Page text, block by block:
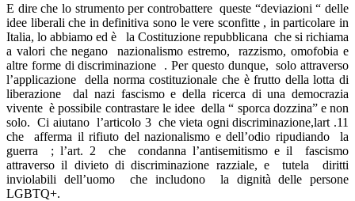
E dire che lo strumento per controbattere queste “deviazioni “ delle
idee liberali che in definitiva sono le vere sconfitte , in particolare in
Italia, lo abbiamo ed è la Costituzione repubblicana che si richiama
a valori che negano nazionalismo estremo, razzismo, omofobia e
altre forme di discriminazione . Per questo dunque, solo attraverso
l’applicazione della norma costituzionale che è frutto della lotta di
liberazione dal nazi fascismo e della ricerca di una democrazia
vivente è possibile contrastare le idee della “ sporca dozzina” e non
solo. Ci aiutano l’articolo 3 che vieta ogni discriminazione,lart .11
che afferma il rifiuto del nazionalismo e dell’odio ripudiando la
guerra ; l’art. 2 che condanna l’antisemitismo e il fascismo
attraverso il divieto di discriminazione razziale, e tutela diritti
inviolabili dell’uomo che includono la dignità delle persone
LGBTQ+.